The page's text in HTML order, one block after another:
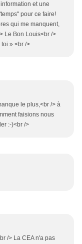
et une
pour ce faire!
qui me manquent,
Le Bon Louis<br />
» <br />
le plus,<br /> à
faisions nous
:-)<br />
/> La CEA n'a pas